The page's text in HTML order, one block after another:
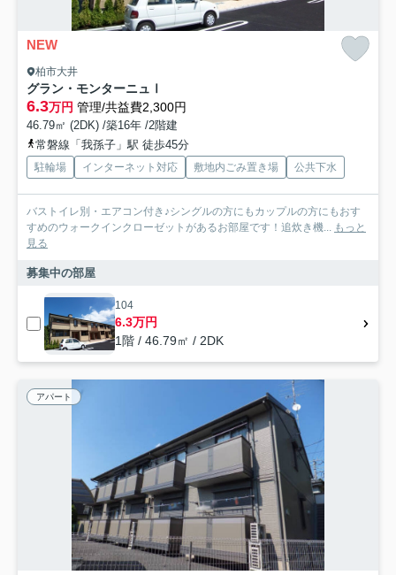
NEW
柏市大井
グラン・モンターニュⅠ
6.3万円 管理/共益費2,300円
46.79㎡ (2DK) /築16年 /2階建
常磐線「我孫子」駅 徒歩45分
駐輪場 インターネット対応 敷地内ごみ置き場 公共下水
バストイレ別・エアコン付き♪シングルの方にもカップルの方にもおす
すめのウォークインクローゼットがあるお部屋です！追炊き機... もっと
見る
募集中の部屋
104
6.3万円
1階 / 46.79㎡ / 2DK
アパート